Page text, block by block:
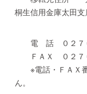
桐生信用金庫太田支
電 話 ０２７６
ＦＡＸ ０２７
※電話・ＦＡＸ番
ん。